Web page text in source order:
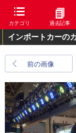
カテゴリ 過去記事
インポートカーの
前の画像